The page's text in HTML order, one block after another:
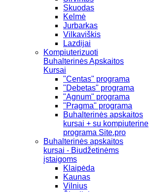
Skuodas
Kelmė
Jurbarkas
Vilkaviškis
Lazdijai
Kompiuterizuoti
Buhalterinės Apskaitos
Kursai
"Centas" programa
"Debetas" programa
"Agnum" programa
"Pragma" programa
Buhalterinės apskaitos
kursai + su kompiuterine
programa Site.pro
Buhalterinės apskaitos
kursai - Biudžetinėms
įstaigoms
Klaipėda
Kaunas
Vilnius